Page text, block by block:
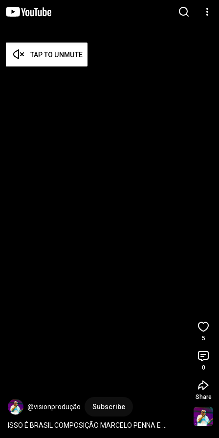
TAP TO UNMUTE
@visionprodução Subscribe
ISSO É BRASIL COMPOSIÇÃO MARCELO PENNA E
5
0
Share